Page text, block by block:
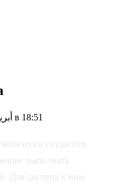
Последнее изменение: 23 أبريل 2026 в 18:51
создаются
выполнять
Для доступа к ним